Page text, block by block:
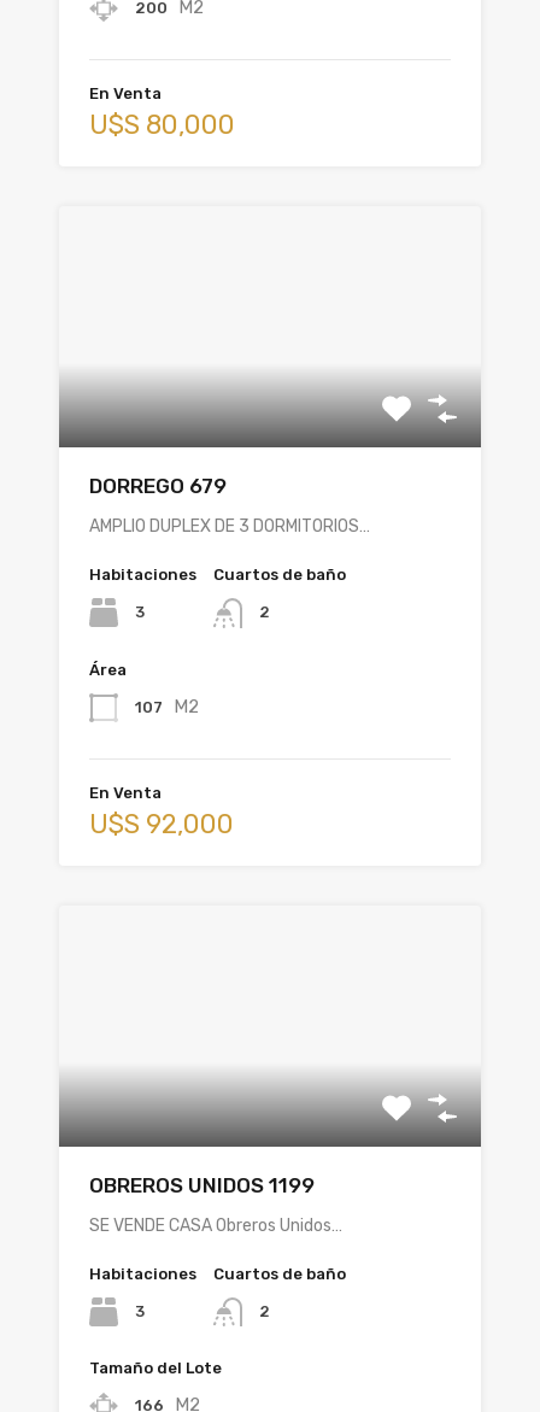
200 M2
En Venta
U$S 80,000
DORREGO 679
AMPLIO DUPLEX DE 3 DORMITORIOS…
Habitaciones
3
Cuartos de baño
2
Área
107 M2
En Venta
U$S 92,000
OBREROS UNIDOS 1199
SE VENDE CASA Obreros Unidos…
Habitaciones
3
Cuartos de baño
2
Tamaño del Lote
166 M2